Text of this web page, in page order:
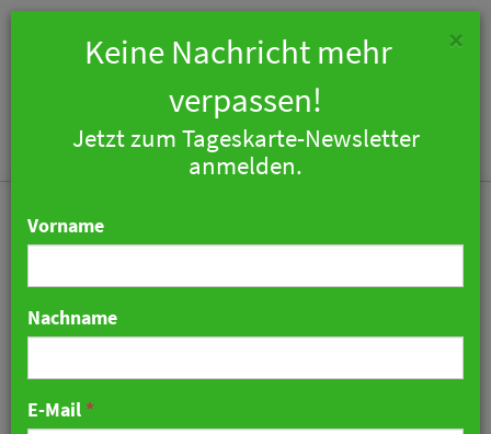
Ibis Hotel Augsburg
Hauptbahnhof wird greet
×
Keine Nachricht mehr
verpassen!
Jetzt zum Tageskarte-Newsletter
anmelden.
Vorname
Nachname
E-Mail *